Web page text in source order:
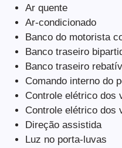
Ar quente
Ar-condicionado
Banco do motorista
Banco traseiro
Banco traseiro
Comando interno do
Controle elétrico dos
Controle elétrico dos
Direção assistida
Luz no porta-luvas